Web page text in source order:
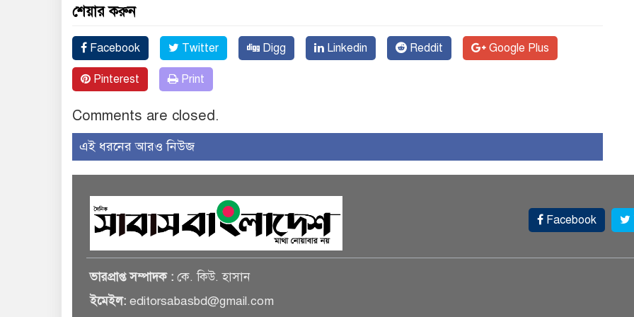
শেয়ার করুন
Facebook Twitter Digg Linkedin Reddit Google Plus
Pinterest Print
Comments are closed.
এই ধরনের আরও নিউজ
Facebook
ভারপ্রাপ্ত সম্পাদক : কে. কিউ. হাসান
ইমেইল: editorsabasbd@gmail.com